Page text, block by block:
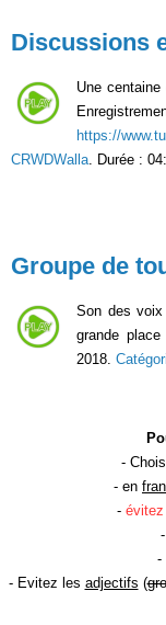
Discussions
Une
https://
CRWDWalla. Durée :
Groupe de
Son des
grande
2018.
-
- en
- évitez
-
- Evitez les adjectifs (